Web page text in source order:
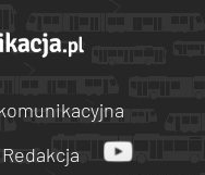
Redakcja